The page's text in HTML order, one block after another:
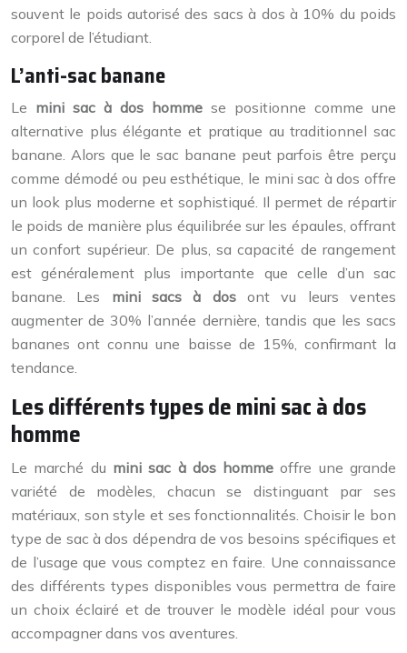
souvent le poids autorisé des sacs à dos à 10% du poids
corporel de l’étudiant.
L’anti-sac banane
Le mini sac à dos homme se positionne comme une
alternative plus élégante et pratique au traditionnel sac
banane. Alors que le sac banane peut parfois être perçu
comme démodé ou peu esthétique, le mini sac à dos offre
un look plus moderne et sophistiqué. Il permet de répartir
le poids de manière plus équilibrée sur les épaules, offrant
un confort supérieur. De plus, sa capacité de rangement
est généralement plus importante que celle d’un sac
banane. Les mini sacs à dosont vu leurs ventes
augmenter de 30% l’année dernière, tandis que les sacs
bananes ont connu une baisse de 15%, confirmant la
tendance.
Les différents types de mini sac à dos
homme
Le marché du mini sac à dos hommeoffre une grande
variété de modèles, chacun se distinguant par ses
matériaux, son style et ses fonctionnalités. Choisir le bon
type de sac à dos dépendra de vos besoins spécifiques et
de l’usage que vous comptez en faire. Une connaissance
des différents types disponibles vous permettra de faire
un choix éclairé et de trouver le modèle idéal pour vous
accompagner dans vos aventures.